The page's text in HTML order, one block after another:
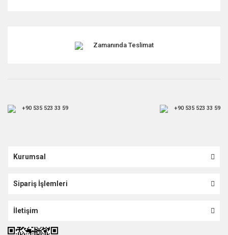
Zamanında Teslimat
+90 535 523 33 59 +90 535 523 33 59
Kurumsal
Sipariş İşlemleri
İletişim